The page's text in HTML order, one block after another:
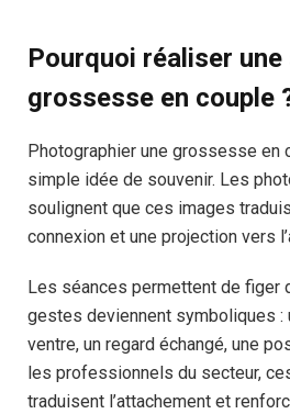
Pourquoi réaliser
grossesse en couple
Photographier une grossesse en
simple idée de souvenir. Les
soulignent que ces images
connexion et une projection vers
Les séances permettent de figer
gestes deviennent symboliques :
ventre, un regard échangé, une
les professionnels du secteur,
traduisent l’attachement et